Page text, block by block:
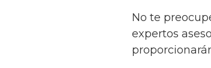
No te
expertos